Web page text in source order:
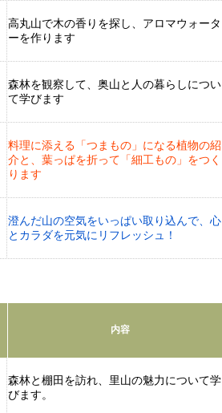
高丸山で木の香りを探し、アロマウォータ
ーを作ります
森林を観察して、奥山と人の暮らしについ
て学びます
料理に添える「つまもの」になる植物の紹
介と、葉っぱを折って「細工もの」をつく
ります
澄んだ山の空気をいっぱい取り込んで、心
とカラダを元気にリフレッシュ！
内容
森林と棚田を訪れ、里山の魅力について学
びます。